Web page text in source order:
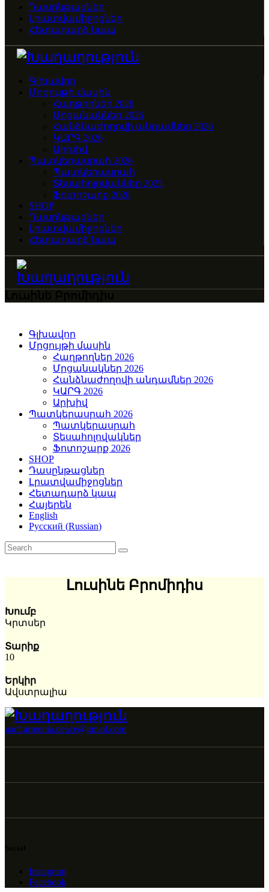
Դասընթացներ
Լրատվամիջոցներ
Հետադարձ կապ
Գլխավոր
Մրցույթի մասին
Հաղթողներ 2026
Մրցանակներ 2026
Հանձնաժողովի անդամներ 2026
ԿԱՐԳ 2026
Արխիվ
Պատկերասրահ 2026
Պատկերասրահ
Տեսահոլովակներ 2025
Ֆոտոշարք 2026
SHOP
Դասընթացներ
Լրատվամիջոցներ
Հետադարձ կապ
Գլխավոր
Մրցույթի մասին
Հաղթողներ 2026
Մրցանակներ 2026
Հանձնաժողովի անդամներ 2026
ԿԱՐԳ 2026
Արխիվ
Պատկերասրահ 2026
Պատկերասրահ
Տեսահոլովակներ
Ֆոտոշարք 2026
SHOP
Դասընթացներ
Լրատվամիջոցներ
Հետադարձ կապ
Հայերեն
English
Русский (Russian)
Լուսինե Բրոմիդիս
Խումբ
Կրտսեր
Տարիք
10
Երկիր
Ավստրալիա
uacf.armenia.peace@gmail.com
Instagram
Facebook